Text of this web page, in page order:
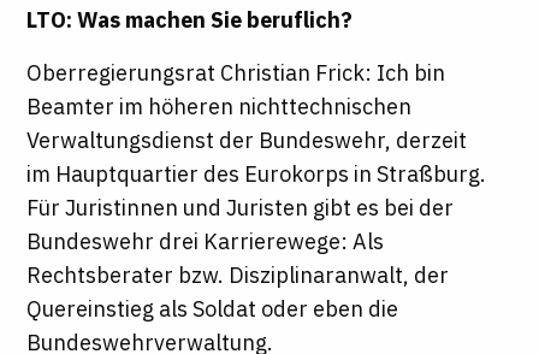
LTO: Was machen Sie beruflich?
Oberregierungsrat Christian Frick: Ich bin
Beamter im höheren nichttechnischen
Verwaltungsdienst der Bundeswehr, derzeit
im Hauptquartier des Eurokorps in Straßburg.
Für Juristinnen und Juristen gibt es bei der
Bundeswehr drei Karrierewege: Als
Rechtsberater bzw. Disziplinaranwalt, der
Quereinstieg als Soldat oder eben die
Bundeswehrverwaltung.